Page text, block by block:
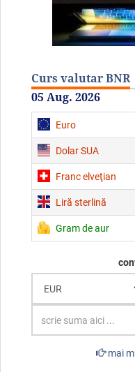
Curs valutar BNR
05 Aug. 2026
Euro
Dolar SUA
Franc elveţian
Liră sterlină
Gram de aur
mai